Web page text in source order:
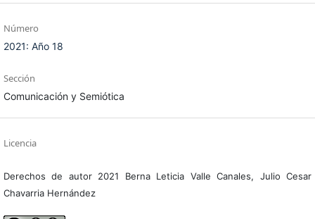
Número
2021: Año 18
Sección
Comunicación y Semiótica
Licencia
Derechos de autor 2021 Berna Leticia Valle Canales, Julio Cesar
Chavarria Hernández